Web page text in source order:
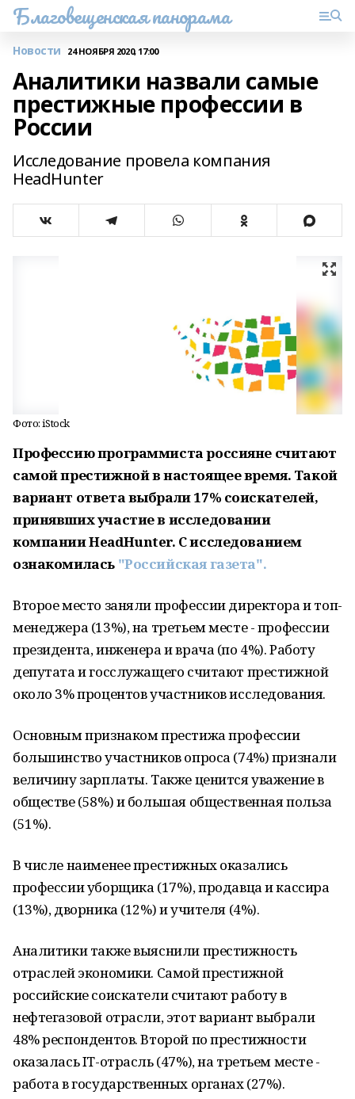
Благовещенская панорама
Новости 24 НОЯБРЯ 2020, 17:00
Аналитики назвали самые
престижные профессии в
России
Исследование провела компания
HeadHunter
Фото: iStock
Профессию программиста россияне считают
самой престижной в настоящее время. Такой
вариант ответа выбрали 17% соискателей,
принявших участие в исследовании
компании HeadHunter. С исследованием
ознакомилась "Российская газета".
Второе место заняли профессии директора и топ-
менеджера (13%), на третьем месте - профессии
президента, инженера и врача (по 4%). Работу
депутата и госслужащего считают престижной
около 3% процентов участников исследования.
Основным признаком престижа профессии
большинство участников опроса (74%) признали
величину зарплаты. Также ценится уважение в
обществе (58%) и большая общественная польза
(51%).
В числе наименее престижных оказались
профессии уборщика (17%), продавца и кассира
(13%), дворника (12%) и учителя (4%).
Аналитики также выяснили престижность
отраслей экономики. Самой престижной
российские соискатели считают работу в
нефтегазовой отрасли, этот вариант выбрали
48% респондентов. Второй по престижности
оказалась IT-отрасль (47%), на третьем месте -
работа в государственных органах (27%).